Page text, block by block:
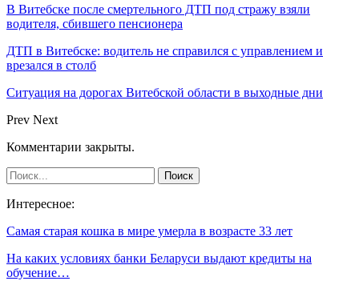
В Витебске после смертельного ДТП под стражу взяли
водителя, сбившего пенсионера
ДТП в Витебске: водитель не справился с управлением и
врезался в столб
Ситуация на дорогах Витебской области в выходные дни
Prev Next
Комментарии закрыты.
Интересное:
Самая старая кошка в мире умерла в возрасте 33 лет
На каких условиях банки Беларуси выдают кредиты на
обучение…